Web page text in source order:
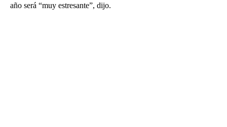
año será “muy estresante”, dijo.